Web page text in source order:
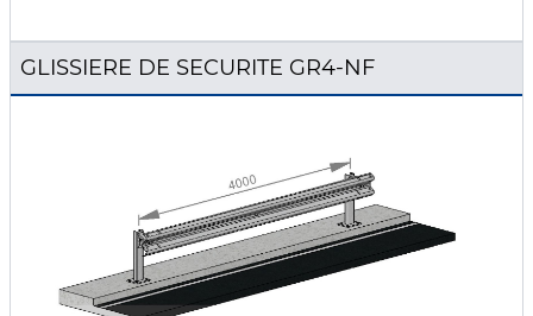
GLISSIERE DE SECURITE GR4-NF